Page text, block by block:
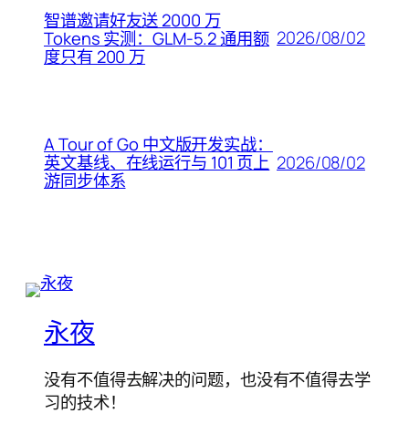
智谱邀请好友送 2000 万
Tokens 实测：GLM-5.2 通用额
度只有 200 万
2026/08/02
A Tour of Go 中文版开发实战：
英文基线、在线运行与 101 页上
游同步体系
2026/08/02
永夜
没有不值得去解决的问题，也没有不值得去学
习的技术！